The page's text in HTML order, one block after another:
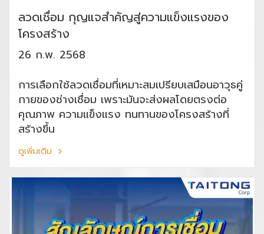
ลวดเชื่อม กุญแจสำคัญสู่ความแข็งแรงของ
โครงสร้าง
26 ก.พ. 2568
การเลือกใช้ลวดเชื่อมที่เหมาะสมเปรียบเสมือนอาวุธคู่
กายของช่างเชื่อม เพราะมันจะส่งผลโดยตรงต่อ
คุณภาพ ความแข็งแรง ทนทานของโครงสร้างที่
สร้างขึ้น
ดูเพิ่มเติม